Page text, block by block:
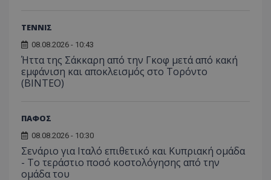
ΤΕΝΝΙΣ
08.08.2026 - 10:43
Ήττα της Σάκκαρη από την Γκοφ μετά από κακή
εμφάνιση και αποκλεισμός στο Τορόντο
(ΒΙΝΤΕΟ)
ΠΑΦΟΣ
08.08.2026 - 10:30
Σενάριο για Ιταλό επιθετικό και Κυπριακή ομάδα
- Το τεράστιο ποσό κοστολόγησης από την
ομάδα του